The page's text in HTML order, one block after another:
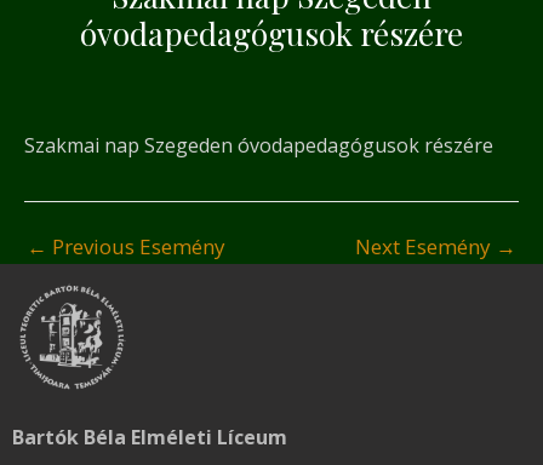
óvodapedagógusok részére
Szakmai nap Szegeden óvodapedagógusok részére
← Previous Esemény Next Esemény →
Bartók Béla Elméleti Líceum